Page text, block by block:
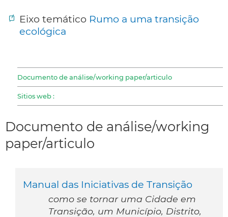
Eixo temático Rumo a uma transição
ecológica
Documento de análise/working paper/articulo
Sitios web :
Documento de análise/working
paper/articulo
Manual das Iniciativas de Transição
como se tornar uma Cidade em
Transição, um Município, Distrito,